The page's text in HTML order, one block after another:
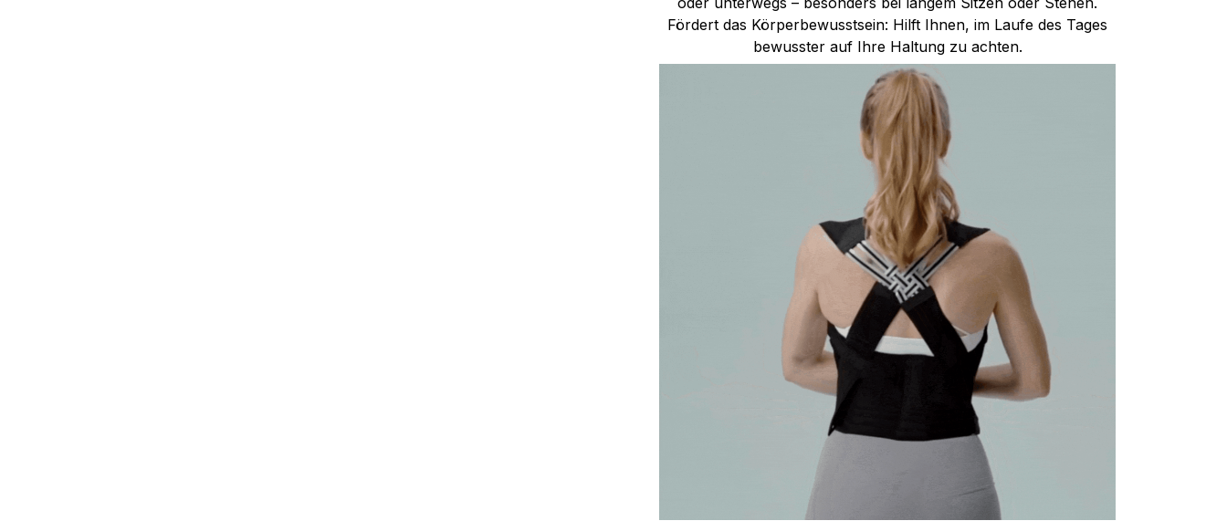
Fördert das Körperbewusstsein: Hilft Ihnen, im Laufe des Tages
bewusster auf Ihre Haltung zu achten.